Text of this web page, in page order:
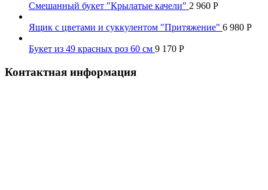
Смешанный букет "Крылатые качели" 2 960 Р
Ящик с цветами и суккулентом "Притяжение" 6 980 Р
Букет из 49 красных роз 60 см 9 170 Р
Контактная информация